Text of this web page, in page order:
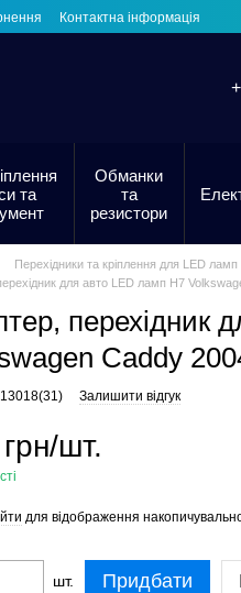
Контактна інформація
та
Обманки
та
резистори
Перехідники та кріплення для LED ламп
для авто LED ламп H7
перехідник
Caddy
Залишити відгук
шт.
для відображення
шт. Придбати